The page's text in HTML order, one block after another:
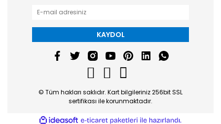
KAYDOL
© Tüm hakları saklıdır. Kart bilgileriniz 256bit SSL
sertifikası ile korunmaktadır.
ideasoft e-